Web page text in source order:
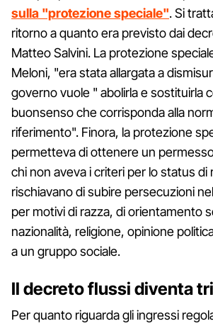
sulla "protezione speciale". Si
ritorno a quanto era previsto dai
Matteo Salvini. La protezione
Meloni, "era stata allargata a
governo vuole " abolirla e sostituirla
buonsenso che corrisponda alla
riferimento". Finora, la protezione
permetteva di ottenere un
chi non aveva i criteri per lo status di
rischiavano di subire persecuzioni
per motivi di razza, di orientamento
nazionalità, religione, opinione
a un gruppo sociale.
Il decreto flussi diventa
Per quanto riguarda gli ingressi